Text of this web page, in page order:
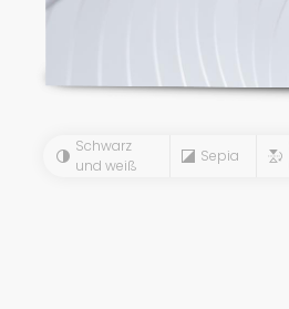
Schwarz
und weiß
Sepia